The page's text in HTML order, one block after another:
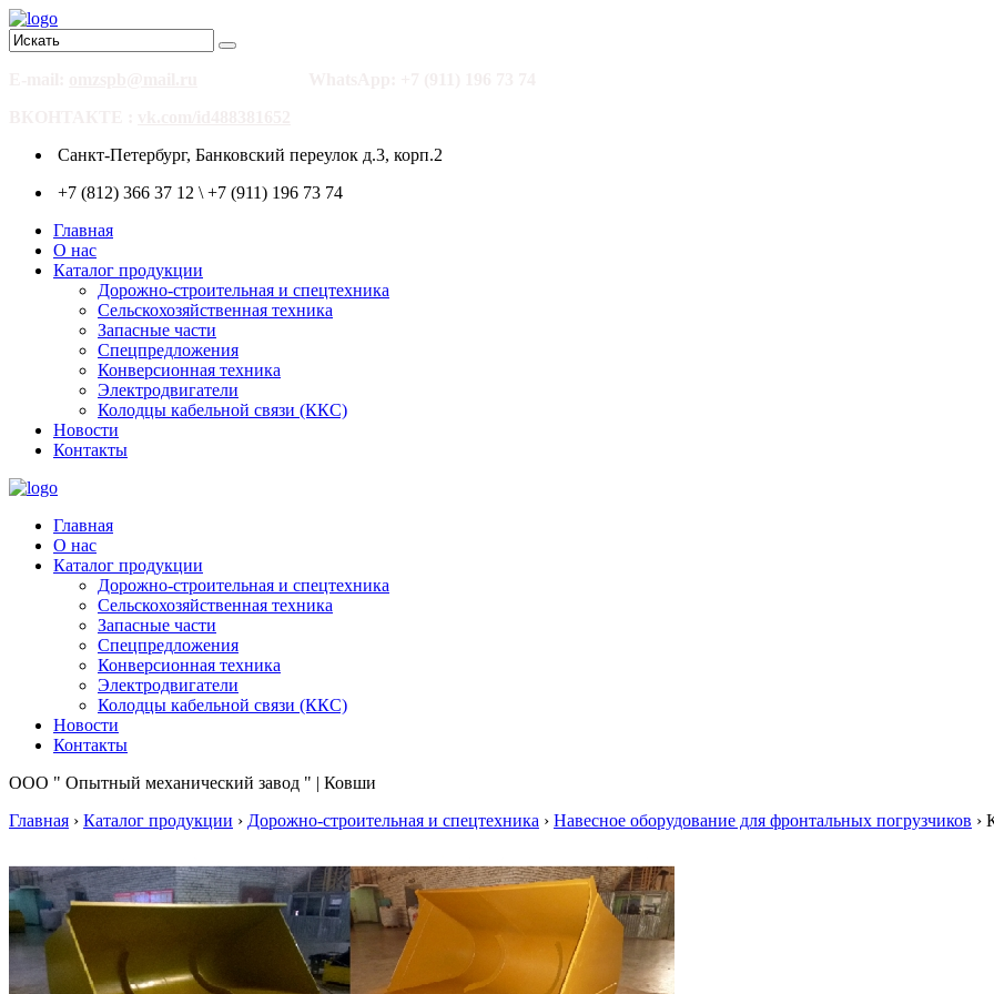
Санкт-Петербург, Банковский переулок д.3, корп.2
+7 (812) 366 37 12 \ +7 (911) 196 73 74
Главная
О нас
Каталог продукции
Дорожно-строительная и спецтехника
Сельскохозяйственная техника
Запасные части
Спецпредложения
Конверсионная техника
Электродвигатели
Колодцы кабельной связи (ККС)
Новости
Контакты
Главная
О нас
Каталог продукции
Дорожно-строительная и спецтехника
Сельскохозяйственная техника
Запасные части
Спецпредложения
Конверсионная техника
Электродвигатели
Колодцы кабельной связи (ККС)
Новости
Контакты
ООО " Опытный механический завод " | Ковши
Главная › Каталог продукции › Дорожно-строительная и спецтехника › Навесное оборудование для фронтальных погрузчиков ›